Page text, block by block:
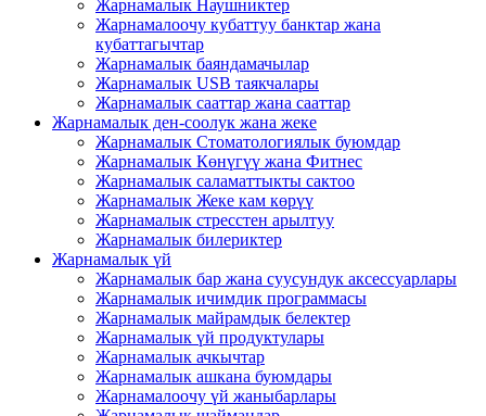
Жарнамалык Наушниктер
Жарнамалоочу кубаттуу банктар жана
кубаттагычтар
Жарнамалык баяндамачылар
Жарнамалык USB таякчалары
Жарнамалык сааттар жана сааттар
Жарнамалык ден-соолук жана жеке
Жарнамалык Стоматологиялык буюмдар
Жарнамалык Көнүгүү жана Фитнес
Жарнамалык саламаттыкты сактоо
Жарнамалык Жеке кам көрүү
Жарнамалык стресстен арылтуу
Жарнамалык билериктер
Жарнамалык үй
Жарнамалык бар жана суусундук аксессуарлары
Жарнамалык ичимдик программасы
Жарнамалык майрамдык белектер
Жарнамалык үй продуктулары
Жарнамалык ачкычтар
Жарнамалык ашкана буюмдары
Жарнамалоочу үй жаныбарлары